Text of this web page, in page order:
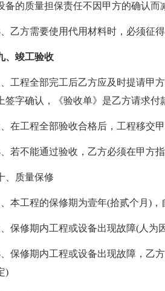
备的质量担保责任不因甲方的确认而
方需要使用代用材料时，必须征得
、竣工验收
程全部完工后乙方应及时提请甲方
签字确认，《验收单》是乙方请求付
工程全部验收合格后，工程移交甲
不能通过验收，乙方必须在甲方指
质量保修
工程的保修期为壹年(拾贰个月)，
修期内工程或设备出现故障(人为因
修期内工程或设备出现故障，乙方
)